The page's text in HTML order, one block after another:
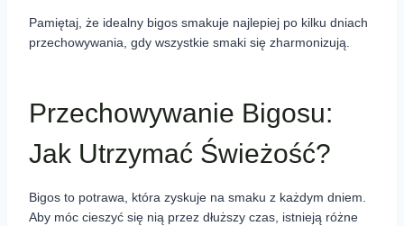
Pamiętaj, że idealny bigos smakuje najlepiej po kilku dniach
przechowywania, gdy wszystkie smaki się zharmonizują.
Przechowywanie Bigosu:
Jak Utrzymać Świeżość?
Bigos to potrawa, która zyskuje na smaku z każdym dniem.
Aby móc cieszyć się nią przez dłuższy czas, istnieją różne